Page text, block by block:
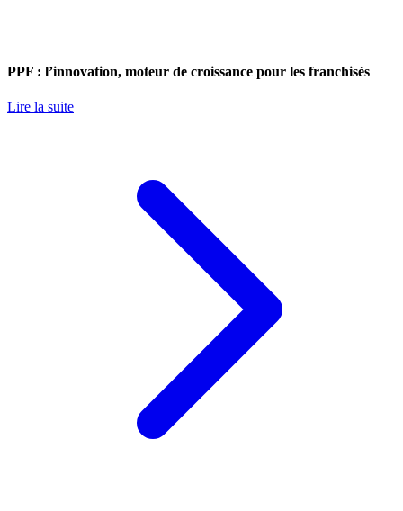
PPF : l’innovation, moteur de croissance pour les franchisés
Lire la suite